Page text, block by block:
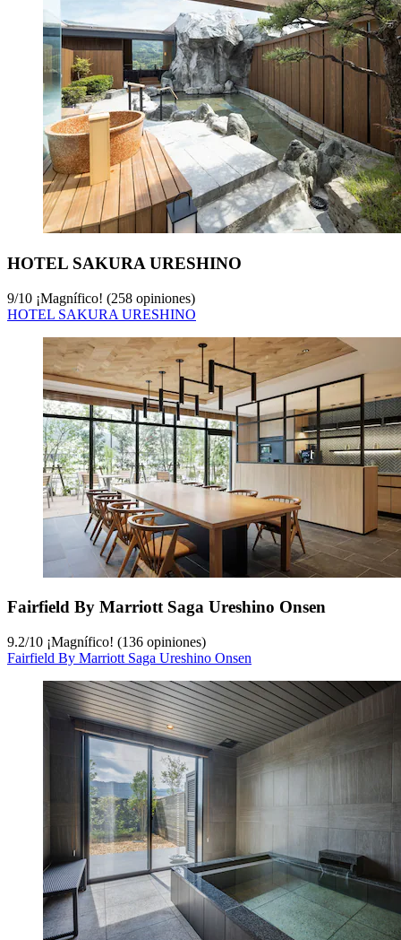
HOTEL SAKURA URESHINO
9/10 ¡Magnífico! (258 opiniones)
HOTEL SAKURA URESHINO
Fairfield By Marriott Saga Ureshino Onsen
9.2/10 ¡Magnífico! (136 opiniones)
Fairfield By Marriott Saga Ureshino Onsen